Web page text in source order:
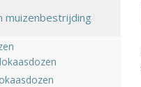
muizenbestrijding